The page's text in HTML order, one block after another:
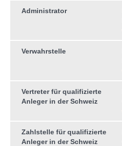
Administrator
Verwahrstelle
Vertreter für qualifizierte
Anleger in der Schweiz
Zahlstelle für qualifizierte
Anleger in der Schweiz